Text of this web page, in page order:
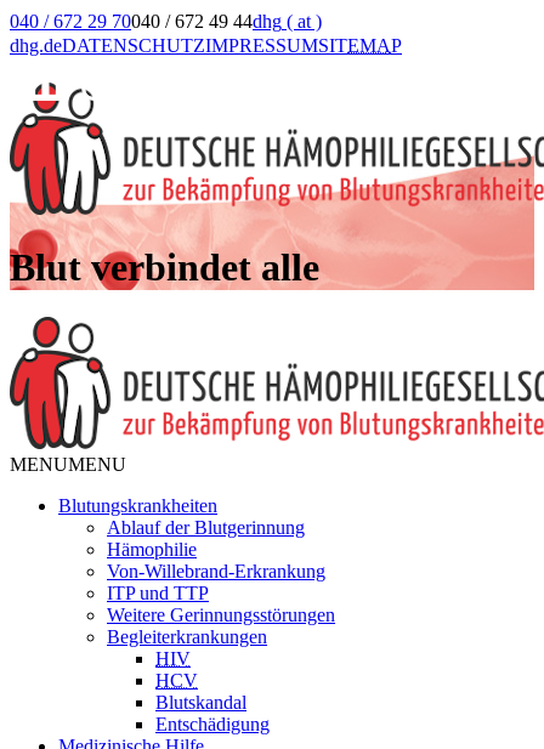
040 / 672 29 70040 / 672 49 44dhg ( at )
dhg.deDATENSCHUTZIMPRESSUMSITEMAP
Blut verbindet alle
MENUMENU
Blutungskrankheiten
Ablauf der Blutgerinnung
Hämophilie
Von-Willebrand-Erkrankung
ITP und TTP
Weitere Gerinnungsstörungen
Begleiterkrankungen
HIV
HCV
Blutskandal
Entschädigung